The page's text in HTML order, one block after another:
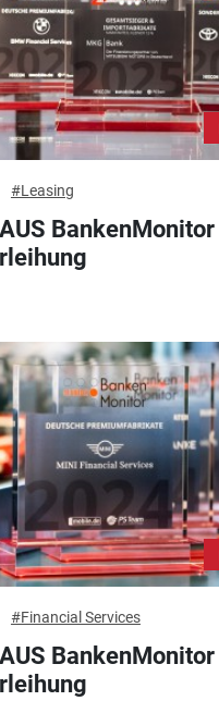
#Leasing
#Financial Services